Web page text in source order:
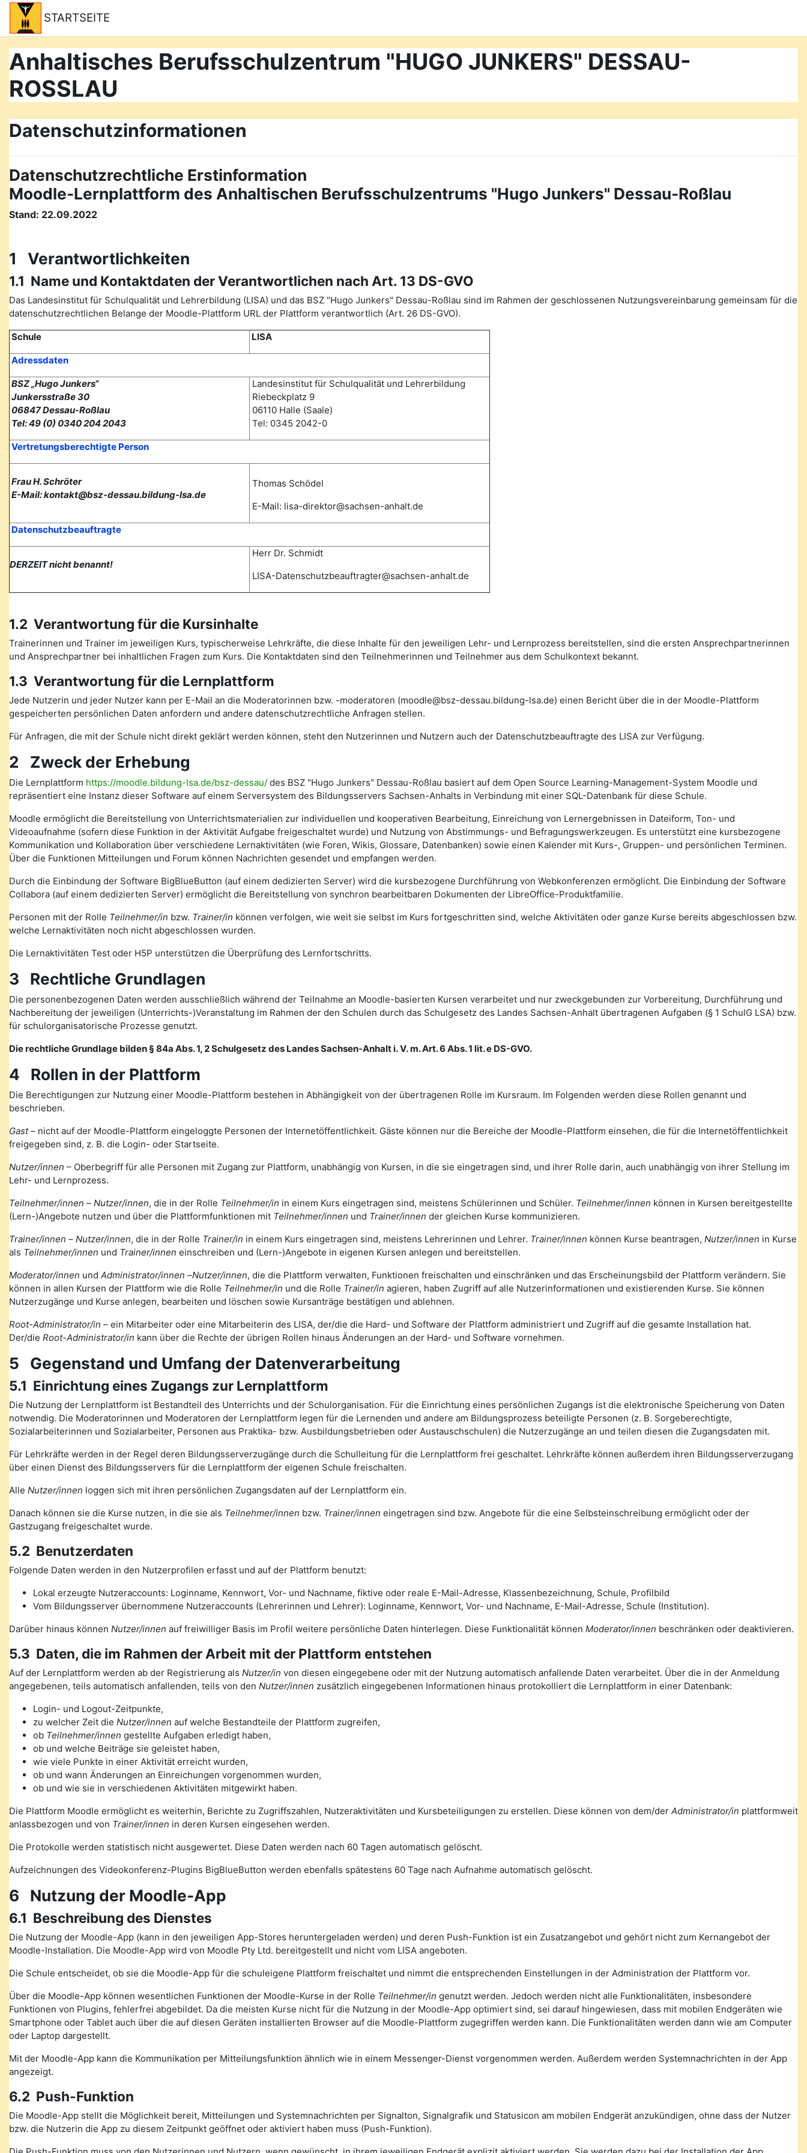
Zum Hauptinhalt
STARTSEITE
Anhaltisches Berufsschulzentrum "HUGO JUNKERS" DESSAU-
ROSSLAU
Datenschutzinformationen
Datenschutzrechtliche Erstinformation
Moodle-Lernplattform des Anhaltischen Berufsschulzentrums "Hugo Junkers" Dessau-Roßlau
Stand: 22.09.2022
1 Verantwortlichkeiten
1.1 Name und Kontaktdaten der Verantwortlichen nach Art. 13 DS-GVO
Das Landesinstitut für Schulqualität und Lehrerbildung (LISA) und das BSZ "Hugo Junkers" Dessau-Roßlau sind im Rahmen der geschlossenen Nutzungsvereinbarung gemeinsam für die
datenschutzrechtlichen Belange der Moodle-Plattform URL der Plattform verantwortlich (Art. 26 DS-GVO).
Schule LISA
Adressdaten
BSZ „Hugo Junkers“
Junkersstraße 30
06847 Dessau-Roßlau
Tel: 49 (0) 0340 204 2043
Landesinstitut für Schulqualität und Lehrerbildung
Riebeckplatz 9
06110 Halle (Saale)
Tel: 0345 2042-0
Vertretungsberechtigte Person
Frau H. Schröter
E-Mail: kontakt@bsz-dessau.bildung-lsa.de
Thomas Schödel
E-Mail: lisa-direktor@sachsen-anhalt.de
Datenschutzbeauftragte
DERZEIT nicht benannt!
Herr Dr. Schmidt
LISA-Datenschutzbeauftragter@sachsen-anhalt.de
1.2 Verantwortung für die Kursinhalte
Trainerinnen und Trainer im jeweiligen Kurs, typischerweise Lehrkräfte, die diese Inhalte für den jeweiligen Lehr- und Lernprozess bereitstellen, sind die ersten Ansprechpartnerinnen
und Ansprechpartner bei inhaltlichen Fragen zum Kurs. Die Kontaktdaten sind den Teilnehmerinnen und Teilnehmer aus dem Schulkontext bekannt.
1.3 Verantwortung für die Lernplattform
Jede Nutzerin und jeder Nutzer kann per E-Mail an die Moderatorinnen bzw. -moderatoren (moodle@bsz-dessau.bildung-lsa.de) einen Bericht über die in der Moodle-Plattform
gespeicherten persönlichen Daten anfordern und andere datenschutzrechtliche Anfragen stellen.
Für Anfragen, die mit der Schule nicht direkt geklärt werden können, steht den Nutzerinnen und Nutzern auch der Datenschutzbeauftragte des LISA zur Verfügung.
2 Zweck der Erhebung
Die Lernplattform https://moodle.bildung-lsa.de/bsz-dessau/ des BSZ "Hugo Junkers" Dessau-Roßlau basiert auf dem Open Source Learning-Management-System Moodle und
repräsentiert eine Instanz dieser Software auf einem Serversystem des Bildungsservers Sachsen-Anhalts in Verbindung mit einer SQL-Datenbank für diese Schule.
Moodle ermöglicht die Bereitstellung von Unterrichtsmaterialien zur individuellen und kooperativen Bearbeitung, Einreichung von Lernergebnissen in Dateiform, Ton- und
Videoaufnahme (sofern diese Funktion in der Aktivität Aufgabe freigeschaltet wurde) und Nutzung von Abstimmungs- und Befragungswerkzeugen. Es unterstützt eine kursbezogene
Kommunikation und Kollaboration über verschiedene Lernaktivitäten (wie Foren, Wikis, Glossare, Datenbanken) sowie einen Kalender mit Kurs-, Gruppen- und persönlichen Terminen.
Über die Funktionen Mitteilungen und Forum können Nachrichten gesendet und empfangen werden.
Durch die Einbindung der Software BigBlueButton (auf einem dedizierten Server) wird die kursbezogene Durchführung von Webkonferenzen ermöglicht. Die Einbindung der Software
Collabora (auf einem dedizierten Server) ermöglicht die Bereitstellung von synchron bearbeitbaren Dokumenten der LibreOffice-Produktfamilie.
Personen mit der Rolle Teilnehmer/in bzw. Trainer/in können verfolgen, wie weit sie selbst im Kurs fortgeschritten sind, welche Aktivitäten oder ganze Kurse bereits abgeschlossen bzw.
welche Lernaktivitäten noch nicht abgeschlossen wurden.
Die Lernaktivitäten Test oder H5P unterstützen die Überprüfung des Lernfortschritts.
3 Rechtliche Grundlagen
Die personenbezogenen Daten werden ausschließlich während der Teilnahme an Moodle-basierten Kursen verarbeitet und nur zweckgebunden zur Vorbereitung, Durchführung und
Nachbereitung der jeweiligen (Unterrichts-)Veranstaltung im Rahmen der den Schulen durch das Schulgesetz des Landes Sachsen-Anhalt übertragenen Aufgaben (§ 1 SchulG LSA) bzw.
für schulorganisatorische Prozesse genutzt.
Die rechtliche Grundlage bilden § 84a Abs. 1, 2 Schulgesetz des Landes Sachsen-Anhalt i. V. m. Art. 6 Abs. 1 lit. e DS-GVO.
4 Rollen in der Plattform
Die Berechtigungen zur Nutzung einer Moodle-Plattform bestehen in Abhängigkeit von der übertragenen Rolle im Kursraum. Im Folgenden werden diese Rollen genannt und
beschrieben.
Gast– nicht auf der Moodle-Plattform eingeloggte Personen der Internetöffentlichkeit. Gäste können nur die Bereiche der Moodle-Plattform einsehen, die für die Internetöffentlichkeit
freigegeben sind, z. B. die Login- oder Startseite.
Nutzer/innen – Oberbegriff für alle Personen mit Zugang zur Plattform, unabhängig von Kursen, in die sie eingetragen sind, und ihrer Rolle darin, auch unabhängig von ihrer Stellung im
Lehr- und Lernprozess.
Teilnehmer/innen – Nutzer/innen, die in der Rolle Teilnehmer/in in einem Kurs eingetragen sind, meistens Schülerinnen und Schüler. Teilnehmer/innen können in Kursen bereitgestellte
(Lern-)Angebote nutzen und über die Plattformfunktionen mit Teilnehmer/innen und Trainer/innen der gleichen Kurse kommunizieren.
Trainer/innen – Nutzer/innen, die in der Rolle Trainer/in in einem Kurs eingetragen sind, meistens Lehrerinnen und Lehrer. Trainer/innen können Kurse beantragen, Nutzer/innen in Kurse
als Teilnehmer/innen und Trainer/innen einschreiben und (Lern-)Angebote in eigenen Kursen anlegen und bereitstellen.
Moderator/innen und Administrator/innen –Nutzer/innen, die die Plattform verwalten, Funktionen freischalten und einschränken und das Erscheinungsbild der Plattform verändern. Sie
können in allen Kursen der Plattform wie die Rolle Teilnehmer/in und die Rolle Trainer/in agieren, haben Zugriff auf alle Nutzerinformationen und existierenden Kurse. Sie können
Nutzerzugänge und Kurse anlegen, bearbeiten und löschen sowie Kursanträge bestätigen und ablehnen.
Root-Administrator/in – ein Mitarbeiter oder eine Mitarbeiterin des LISA, der/die die Hard- und Software der Plattform administriert und Zugriff auf die gesamte Installation hat.
Der/die Root-Administrator/in kann über die Rechte der übrigen Rollen hinaus Änderungen an der Hard- und Software vornehmen.
5 Gegenstand und Umfang der Datenverarbeitung
5.1 Einrichtung eines Zugangs zur Lernplattform
Die Nutzung der Lernplattform ist Bestandteil des Unterrichts und der Schulorganisation. Für die Einrichtung eines persönlichen Zugangs ist die elektronische Speicherung von Daten
notwendig. Die Moderatorinnen und Moderatoren der Lernplattform legen für die Lernenden und andere am Bildungsprozess beteiligte Personen (z. B. Sorgeberechtigte,
Sozialarbeiterinnen und Sozialarbeiter, Personen aus Praktika- bzw. Ausbildungsbetrieben oder Austauschschulen) die Nutzerzugänge an und teilen diesen die Zugangsdaten mit.
Für Lehrkräfte werden in der Regel deren Bildungsserverzugänge durch die Schulleitung für die Lernplattform frei geschaltet. Lehrkräfte können außerdem ihren Bildungsserverzugang
über einen Dienst des Bildungsservers für die Lernplattform der eigenen Schule freischalten.
Alle Nutzer/innen loggen sich mit ihren persönlichen Zugangsdaten auf der Lernplattform ein.
Danach können sie die Kurse nutzen, in die sie als Teilnehmer/innen bzw. Trainer/innen eingetragen sind bzw. Angebote für die eine Selbsteinschreibung ermöglicht oder der
Gastzugang freigeschaltet wurde.
5.2 Benutzerdaten
Folgende Daten werden in den Nutzerprofilen erfasst und auf der Plattform benutzt:
Lokal erzeugte Nutzeraccounts: Loginname, Kennwort, Vor- und Nachname, fiktive oder reale E-Mail-Adresse, Klassenbezeichnung, Schule, Profilbild
Vom Bildungsserver übernommene Nutzeraccounts (Lehrerinnen und Lehrer): Loginname, Kennwort, Vor- und Nachname, E-Mail-Adresse, Schule (Institution).
Darüber hinaus können Nutzer/innen auf freiwilliger Basis im Profil weitere persönliche Daten hinterlegen. Diese Funktionalität können Moderator/innen beschränken oder deaktivieren.
5.3 Daten, die im Rahmen der Arbeit mit der Plattform entstehen
Auf der Lernplattform werden ab der Registrierung als Nutzer/in von diesen eingegebene oder mit der Nutzung automatisch anfallende Daten verarbeitet. Über die in der Anmeldung
angegebenen, teils automatisch anfallenden, teils von den Nutzer/innen zusätzlich eingegebenen Informationen hinaus protokolliert die Lernplattform in einer Datenbank:
Login- und Logout-Zeitpunkte,
zu welcher Zeit die Nutzer/innen auf welche Bestandteile der Plattform zugreifen,
ob Teilnehmer/innen gestellte Aufgaben erledigt haben,
ob und welche Beiträge sie geleistet haben,
wie viele Punkte in einer Aktivität erreicht wurden,
ob und wann Änderungen an Einreichungen vorgenommen wurden,
ob und wie sie in verschiedenen Aktivitäten mitgewirkt haben.
Die Plattform Moodle ermöglicht es weiterhin, Berichte zu Zugriffszahlen, Nutzeraktivitäten und Kursbeteiligungen zu erstellen. Diese können von dem/der Administrator/in plattformweit
anlassbezogen und von Trainer/innen in deren Kursen eingesehen werden.
Die Protokolle werden statistisch nicht ausgewertet. Diese Daten werden nach 60 Tagen automatisch gelöscht.
Aufzeichnungen des Videokonferenz-Plugins BigBlueButton werden ebenfalls spätestens 60 Tage nach Aufnahme automatisch gelöscht.
6 Nutzung der Moodle-App
6.1 Beschreibung des Dienstes
Die Nutzung der Moodle-App (kann in den jeweiligen App-Stores heruntergeladen werden) und deren Push-Funktion ist ein Zusatzangebot und gehört nicht zum Kernangebot der
Moodle-Installation. Die Moodle-App wird von Moodle Pty Ltd. bereitgestellt und nicht vom LISA angeboten.
Die Schule entscheidet, ob sie die Moodle-App für die schuleigene Plattform freischaltet und nimmt die entsprechenden Einstellungen in der Administration der Plattform vor.
Über die Moodle-App können wesentlichen Funktionen der Moodle-Kurse in der Rolle Teilnehmer/in genutzt werden. Jedoch werden nicht alle Funktionalitäten, insbesondere
Funktionen von Plugins, fehlerfrei abgebildet. Da die meisten Kurse nicht für die Nutzung in der Moodle-App optimiert sind, sei darauf hingewiesen, dass mit mobilen Endgeräten wie
Smartphone oder Tablet auch über die auf diesen Geräten installierten Browser auf die Moodle-Plattform zugegriffen werden kann. Die Funktionalitäten werden dann wie am Computer
oder Laptop dargestellt.
Mit der Moodle-App kann die Kommunikation per Mitteilungsfunktion ähnlich wie in einem Messenger-Dienst vorgenommen werden. Außerdem werden Systemnachrichten in der App
angezeigt.
6.2 Push-Funktion
Die Moodle-App stellt die Möglichkeit bereit, Mitteilungen und Systemnachrichten per Signalton, Signalgrafik und Statusicon am mobilen Endgerät anzukündigen, ohne dass der Nutzer
bzw. die Nutzerin die App zu diesem Zeitpunkt geöffnet oder aktiviert haben muss (Push-Funktion).